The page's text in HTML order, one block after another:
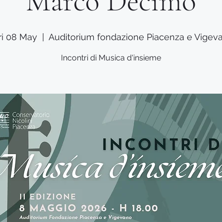
08 May Auditorium fondazione Piacenza e
Incontri di Musica d'insieme